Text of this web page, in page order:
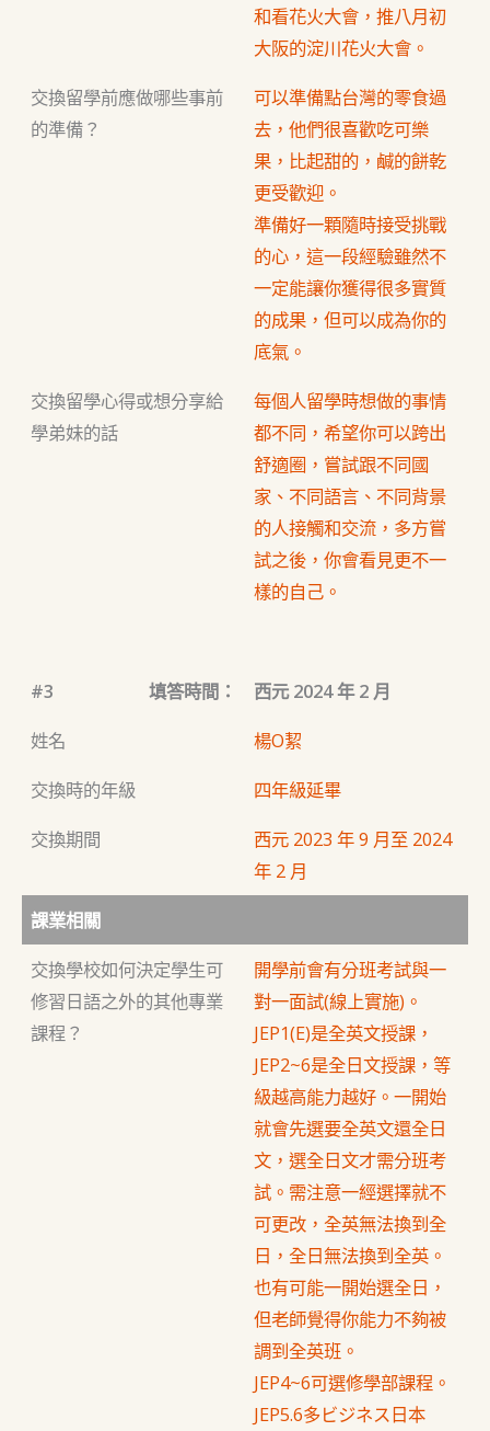
和看花火大會，推八月初
大阪的淀川花火大會。
交換留學前應做哪些事前
的準備？
可以準備點台灣的零食過
去，他們很喜歡吃可樂
果，比起甜的，鹹的餅乾
更受歡迎。
準備好一顆隨時接受挑戰
的心，這一段經驗雖然不
一定能讓你獲得很多實質
的成果，但可以成為你的
底氣。
交換留學心得或想分享給
學弟妹的話
每個人留學時想做的事情
都不同，希望你可以跨出
舒適圈，嘗試跟不同國
家、不同語言、不同背景
的人接觸和交流，多方嘗
試之後，你會看見更不一
樣的自己。
#3 填答時間：
西元 2024 年 2 月
姓名
楊O絜
交換時的年級
四年級延畢
交換期間
西元 2023 年 9 月至 2024
年 2 月
課業相關
交換學校如何決定學生可
修習日語之外的其他專業
課程？
開學前會有分班考試與一
對一面試(線上實施)。
JEP1(E)是全英文授課，
JEP2~6是全日文授課，等
級越高能力越好。一開始
就會先選要全英文還全日
文，選全日文才需分班考
試。需注意一經選擇就不
可更改，全英無法換到全
日，全日無法換到全英。
也有可能一開始選全日，
但老師覺得你能力不夠被
調到全英班。
JEP4~6可選修學部課程。
JEP5.6多ビジネス日本